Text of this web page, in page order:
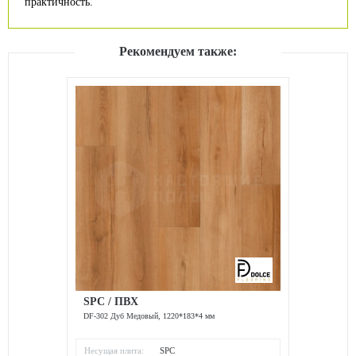
Рекомендуем также:
SPC / ПВХ
DF-302 Дуб Медовый, 1220*183*4 мм
Несущая плита:
SPC